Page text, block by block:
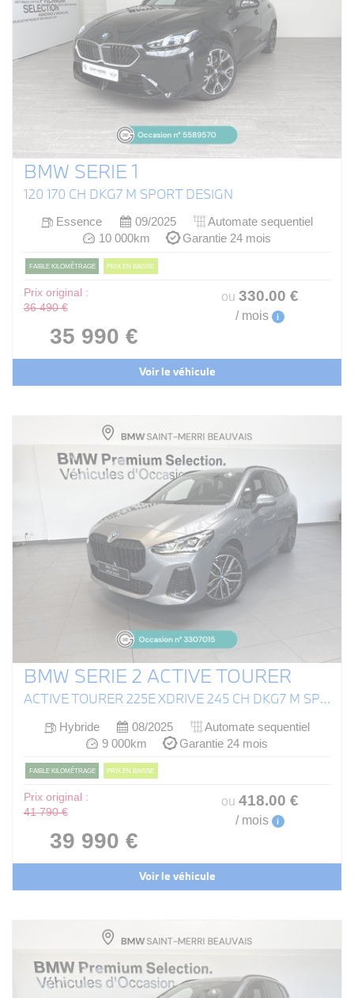
BMW SERIE 1
120 170 CH DKG7 M SPORT DESIGN
Essence 09/2025
Automate sequentiel
10 000km
Garantie 24 mois
FAIBLE KILOMÉTRAGE PRIX EN BAISSE
Prix original :
36 490 €
35 990 €
ou 330.00 €
/ mois i
Voir le véhicule
BMW SERIE 2 ACTIVE TOURER
ACTIVE TOURER 225E XDRIVE 245 CH DKG7 M SPORT
Hybride 08/2025
Automate sequentiel
9 000km
Garantie 24 mois
FAIBLE KILOMÉTRAGE PRIX EN BAISSE
Prix original :
41 790 €
39 990 €
ou 418.00 €
/ mois i
Voir le véhicule